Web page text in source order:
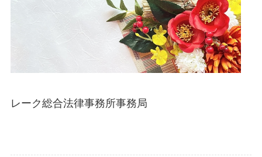
レーク総合法律事務所事務局